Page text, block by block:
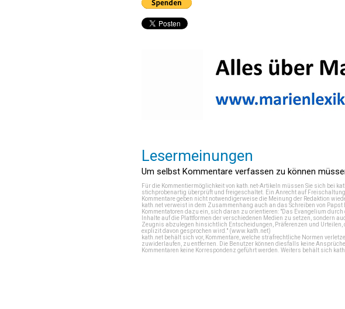
Lesermeinungen
Um selbst Kommentare verfassen zu können
Für die Kommentiermöglichkeit von kath.net-Artikeln müssen Sie sich bei
stichprobenartig überprüft und freigeschaltet. Ein Anrecht auf
Kommentare geben nicht notwendigerweise die Meinung der Redaktion
kath.net verweist in dem Zusammenhang auch an das Schreiben von
Kommentatoren dazu ein, sich daran zu orientieren: "Das Evangelium
Inhalte auf die Plattformen der verschiedenen Medien zu setzen, sondern
Zeugnis abzulegen hinsichtlich Entscheidungen, Präferenzen und
explizit davon gesprochen wird." (www.kath.net)
kath.net behält sich vor, Kommentare, welche strafrechtliche Normen
zuwiderlaufen, zu entfernen. Die Benutzer können diesfalls keine
Kommentaren keine Korrespondenz geführt werden. Weiters behält sich